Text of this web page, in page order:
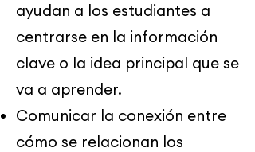
ayudan a los estudiantes a
centrarse en la información
clave o la idea principal que se
va a aprender.
Comunicar la conexión entre
cómo se relacionan los